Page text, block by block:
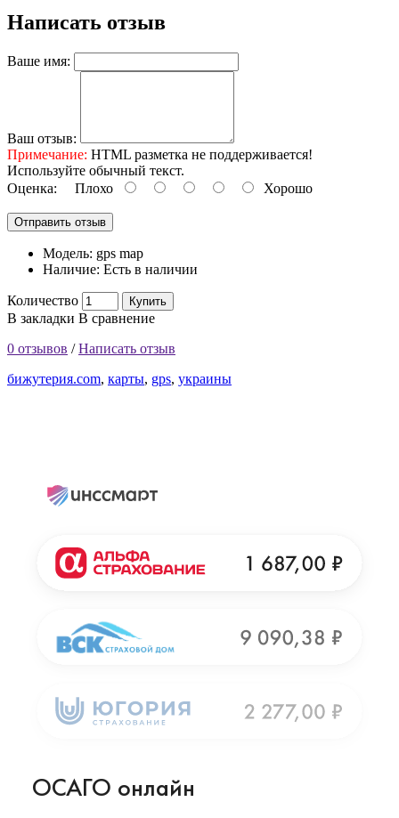
Написать отзыв
Ваше имя:
Ваш отзыв:
Примечание: HTML разметка не поддерживается!
Используйте обычный текст.
Оценка: Плохо Хорошо
Отправить отзыв
Модель: gps map
Наличие: Есть в наличии
Количество Купить
В закладки В сравнение
0 отзывов /Написать отзыв
бижутерия.com, карты, gps, украины